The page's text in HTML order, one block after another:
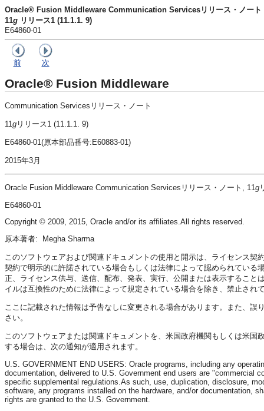
Oracle® Fusion Middleware Communication Servicesリリース・ノート
11g リリース1 (11.1.1. 9)
E64860-01
前 次
Oracle® Fusion Middleware
Communication Servicesリリース・ノート
11g リリース1 (11.1.1. 9)
E64860-01(原本部品番号:E60883-01)
2015年3月
Oracle Fusion Middleware Communication Servicesリリース・ノート, 11g
E64860-01
Copyright © 2009, 2015, Oracle and/or its affiliates.All rights reserved.
原本著者: Megha Sharma
このソフトウェアおよび関連ドキュメントの使用と開示は、ライセンス
契約で明示的に許諾されている場合もしくは法律によって認められてい
正、ライセンス供与、送信、配布、発表、実行、公開または表示するこ
イルは互換性のために法律によって規定されている場合を除き、禁止され
ここに記載された情報は予告なしに変更される場合があります。また、
さい。
このソフトウェアまたは関連ドキュメントを、米国政府機関もしくは米
する場合は、次の通知が適用されます。
U.S. GOVERNMENT END USERS: Oracle programs, including any
documentation, delivered to U.S. Government end users are "commercial
specific supplemental regulations.As such, use, duplication, disclosure,
software, any programs installed on the hardware, and/or documentation,
rights are granted to the U.S. Government.